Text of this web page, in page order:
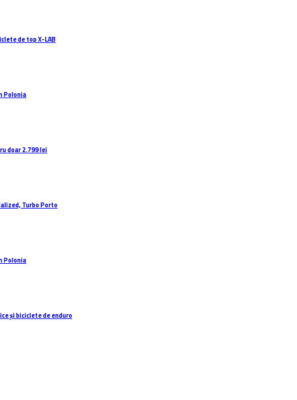
de top X-LAB
Polonia
doar 2.799 lei
Turbo Porto
Polonia
și biciclete de enduro